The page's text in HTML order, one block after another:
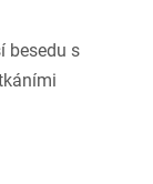
besedu s